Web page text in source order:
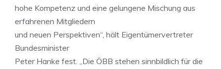
hohe Kompetenz und eine gelungene Mischung aus
erfahrenen Mitgliedern
und neuen Perspektiven“, hält Eigentümervertreter
Bundesminister
Peter Hanke fest. „Die ÖBB stehen sinnbildlich für die